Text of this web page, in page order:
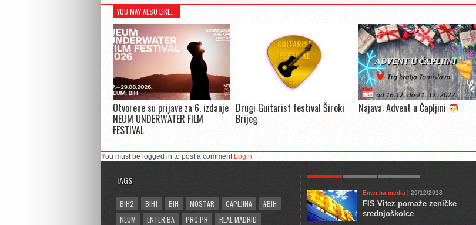
YOU MAY ALSO LIKE...
Otvorene su prijave za 6. izdanje
NEUM UNDERWATER FILM
FESTIVAL
Drugi Guitarist festival Široki
Brijeg
Najava: Advent u Čapljini
You must be logged in to post a comment Login
TAGS
BIH2 BIH1 BIH MOSTAR CAPLJINA
#BIH
NEUM
ENTER.BA PRO.PR
REAL MADRID
Enter.ba media | 20/12/2018
FIS Vitez pomaže zeničke
srednjoškolce